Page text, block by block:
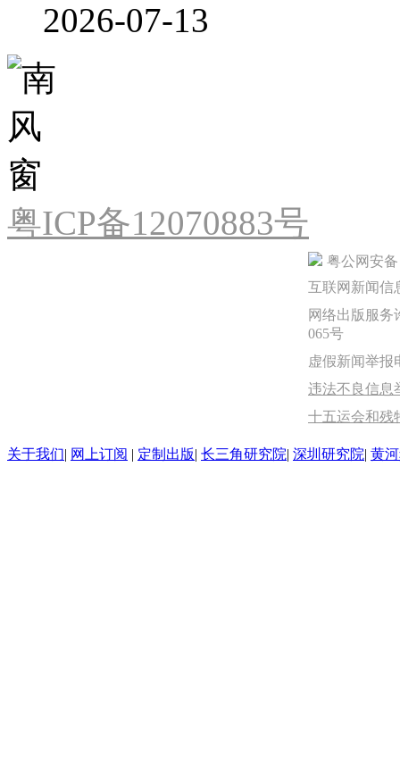
2026-07-13
粤ICP备12070883号
粤公网安备
互联网新闻信
网络出版服务
065号
虚假新闻举报
违法不良信息
十五运会和残
关于我们| 网上订阅 | 定制出版| 长三角研究院| 深圳研究院| 黄